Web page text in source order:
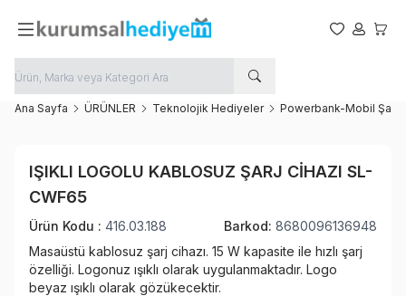
Favorilerim
Hesabım
Ana Sayfa ÜRÜNLER Teknolojik Hediyeler Powerbank-Mobil Şarj
Paylaş
IŞIKLI LOGOLU KABLOSUZ ŞARJ CIHAZI SL-
CWF65
Ürün Kodu : 416.03.188 Barkod: 8680096136948
Masaüstü kablosuz şarj cihazı. 15 W kapasite ile hızlı şarj
özelliği. Logonuz ışıklı olarak uygulanmaktadır. Logo
beyaz ışıklı olarak gözükecektir.